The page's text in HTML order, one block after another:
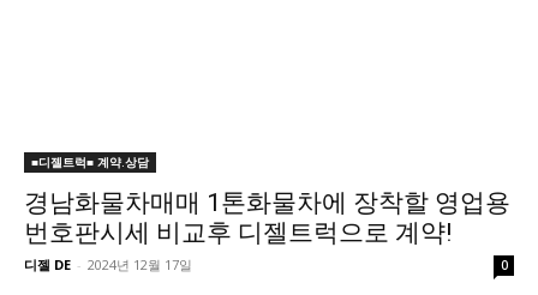
■디젤트럭■ 계약.상담
경남화물차매매 1톤화물차에 장착할 영업용
번호판시세 비교후 디젤트럭으로 계약!
디젤 DE - 2024년 12월 17일 0